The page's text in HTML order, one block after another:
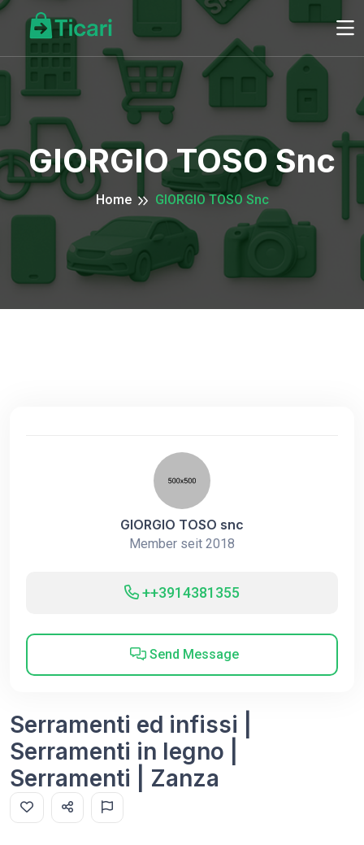
GIORGIO TOSO Snc
Home GIORGIO TOSO Snc
GIORGIO TOSO snc
Member seit 2018
++3914381355
Send Message
Serramenti ed infissi |
Serramenti in legno |
Serramenti | Zanza